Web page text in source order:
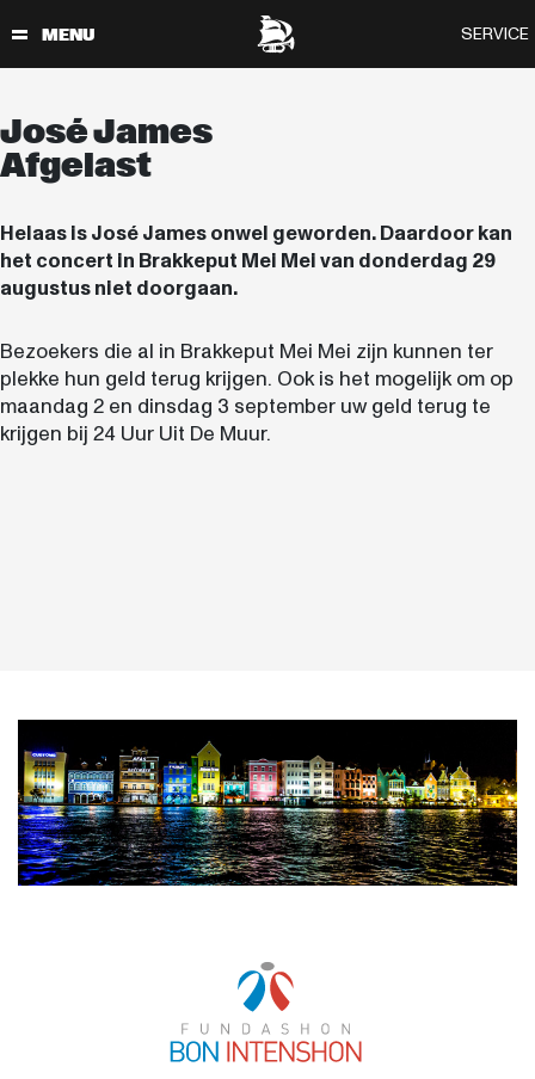
José James
Afgelast
Helaas is José James onwel geworden. Daardoor kan
het concert in Brakkeput Mei Mei van donderdag 29
augustus niet doorgaan.
Bezoekers die al in Brakkeput Mei Mei zijn kunnen ter
plekke hun geld terug krijgen. Ook is het mogelijk om op
maandag 2 en dinsdag 3 september uw geld terug te
krijgen bij 24 Uur Uit De Muur.